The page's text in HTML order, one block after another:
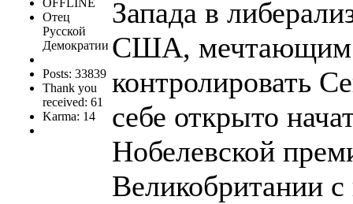
OFFLINE
Отец
Русской
Демократии
Posts: 33839
Thank you
received: 61
Karma: 14
Запада в
США, мечтающим
контролировать
себе открыто
Нобелевской
Великобритании с